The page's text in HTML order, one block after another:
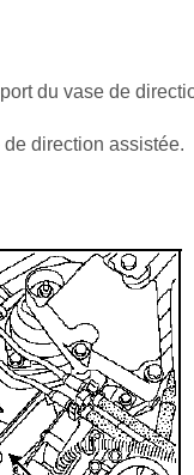
du vase de
direction assistée.